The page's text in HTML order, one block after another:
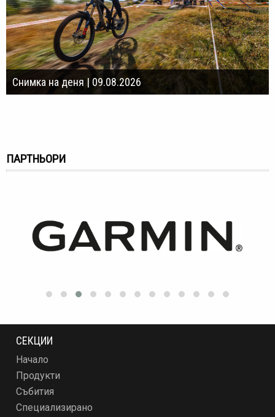
Снимка на деня | 09.08.2026
ПАРТНЬОРИ
СЕКЦИИ
Начало
Продукти
Събития
Специализирано